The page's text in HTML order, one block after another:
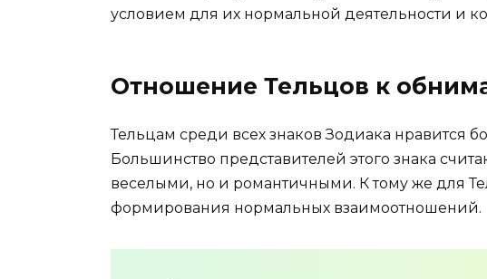
условием для их нормальной деятельности и
Отношение Тельцов к
Тельцам среди всех знаков Зодиака нравится
Большинство представителей этого знака
веселыми, но и романтичными. К тому же для
формирования нормальных взаимоотношений.